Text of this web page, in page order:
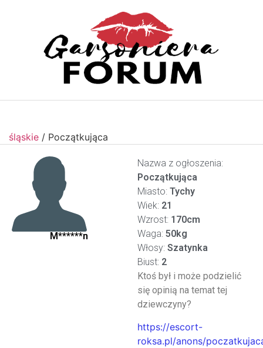
śląskie / Początkująca
M******n
Nazwa z ogłoszenia:
Początkująca
Miasto: Tychy
Wiek: 21
Wzrost: 170cm
Waga: 50kg
Włosy: Szatynka
Biust: 2
Ktoś był i może podzielić
się opinią na temat tej
dziewczyny?
https://escort-
roksa.pl/anons/